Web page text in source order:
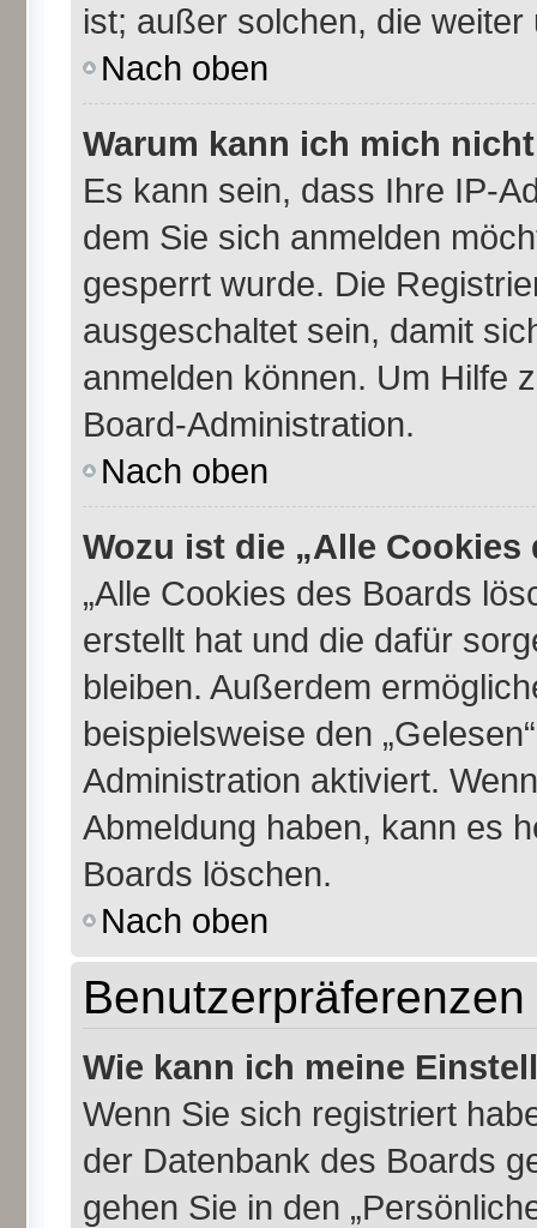
ist; außer solchen, die
Nach oben
Warum kann ich mich
Es kann sein, dass Ihre IP-
dem Sie sich anmelden
gesperrt wurde. Die
ausgeschaltet sein, damit
anmelden können. Um Hilfe
Board-Administration.
Nach oben
Wozu ist die „Alle
„Alle Cookies des Boards
erstellt hat und die dafür
bleiben. Außerdem
beispielsweise den
Administration aktiviert.
Abmeldung haben, kann es
Boards löschen.
Nach oben
Wie kann ich meine
Wenn Sie sich registriert
der Datenbank des Boards
gehen Sie in den